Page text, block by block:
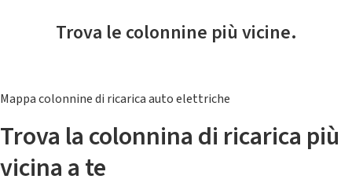
Trova le colonnine più vicine.
Mappa colonnine di ricarica auto elettriche
Trova la colonnina di ricarica più
vicina a te